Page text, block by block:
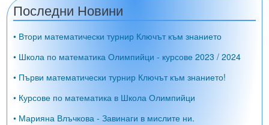
Последни Новини
• Втори математически турнир Ключът към знанието
• Школа по математика Олимпийци - курсове 2023 / 2024
• Първи математически турнир Ключът към знанието!
• Курсове по математика в Школа Олимпийци
• Марияна Влъчкова - Завинаги в мислите ни.